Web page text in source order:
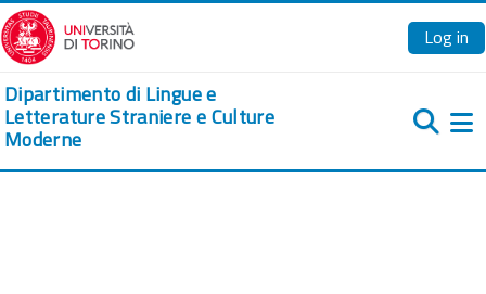
Ves al contingut principal
Log in
Dipartimento di Lingue e
Letterature Straniere e Culture
Moderne